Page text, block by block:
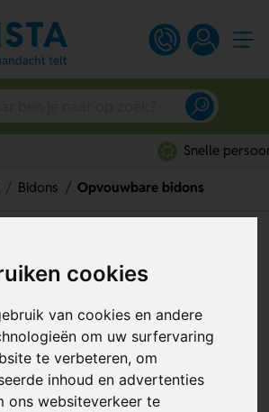
cookies
van cookies en andere
om uw surfervaring
te verbeteren, om
inhoud en advertenties
ons websiteverkeer te
Snelle persoonlijke service
Bidons Opvouwbare bidons